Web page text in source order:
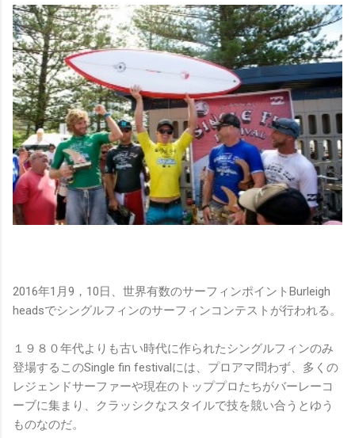
2016年1月9，10日、世界有数のサーフィンポイントBurleigh
headsでシングルフィンのサーフィンコンテストが行われる。
１９８０年代よりも古い時代に作られたシングルフィンのみ
登場するこのSingle fin festivalには、プロアマ問わず、多くの
レジェンドサーファーや現在のトッププロたちがバーレーコ
ーブに集まり、クラッシクなスタイルで技を競い合うとゆう
ものなのだ。